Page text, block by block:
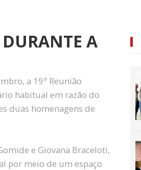
A
a 19ª Reunião
habitual em razão do
duas homenagens de
e Giovana Braceloti,
por meio de um espaço